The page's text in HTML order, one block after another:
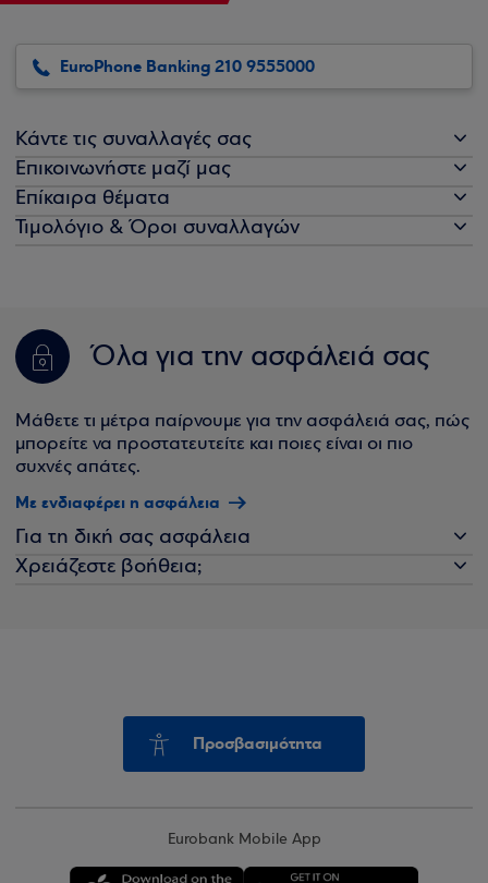
EuroPhone Banking 210 9555000
Κάντε τις συναλλαγές σας
Επικοινωνήστε μαζί μας
Επίκαιρα θέματα
Τιμολόγιο & Όροι συναλλαγών
Όλα για την ασφάλειά σας
Μάθετε τι μέτρα παίρνουμε για την ασφάλειά σας, πώς
μπορείτε να προστατευτείτε και ποιες είναι οι πιο
συχνές απάτες.
Με ενδιαφέρει η ασφάλεια
Για τη δική σας ασφάλεια
Χρειάζεστε βοήθεια;
Προσβασιμότητα
Eurobank Mobile App